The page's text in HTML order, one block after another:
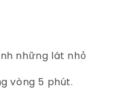
những lát nhỏ
vòng 5 phút.